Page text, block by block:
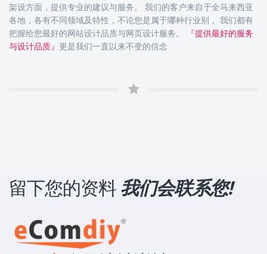
架设方面，提供专业的建议与服务。 我们的客户来自于全马来西亚
各地，各有不同领域及特性，不论您是属于哪种行业别， 我们都有
把握给您最好的网站设计品质与网页设计服务。
『提供最好的服务
与设计品质』 更是我们一直以来不变的信念
留下您的资料我们会联系您!